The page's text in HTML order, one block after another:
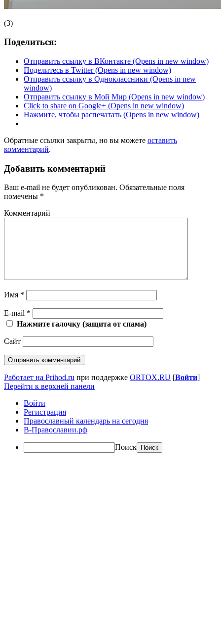
(3)
Поделиться:
Отправить ссылку в ВКонтакте (Opens in new window)
Поделитесь в Twitter (Opens in new window)
Отправить ссылку в Одноклассники (Opens in new
window)
Отправить ссылку в Мой Мир (Opens in new window)
Click to share on Google+ (Opens in new window)
Нажмите, чтобы распечатать (Opens in new window)
Обратные ссылки закрыты, но вы можете оставить
комментарий.
Добавить комментарий
Ваш e-mail не будет опубликован. Обязательные поля
помечены *
Комментарий
Имя *
E-mail *
Нажмите галочку (защита от спама)
Сайт
Работает на Prihod.ru при поддержке ORTOX.RU [Войти]
Перейти к верхней панели
Войти
Регистрация
Православный календарь на сегодня
В-Православии.рф
Поиск